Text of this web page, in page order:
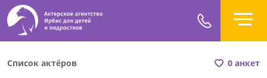
Список актёров 0 анкет